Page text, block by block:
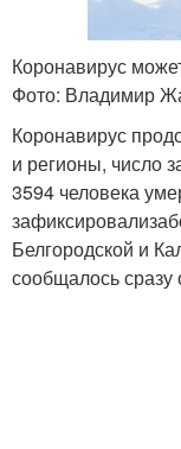
Коронавирус
Фото: Владимир
Коронавирус
и регионы, число
3594 человека
Белгородской и
сообщалось сразу